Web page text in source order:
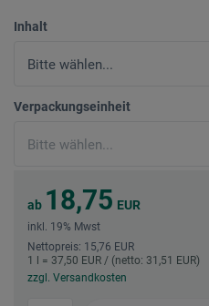
Inhalt
Verpackungseinheit
ab 18,75 EUR
inkl. 19% Mwst
Nettopreis: 15,76 EUR
1 l = 37,50 EUR / (netto: 31,51 EUR)
zzgl. Versandkosten